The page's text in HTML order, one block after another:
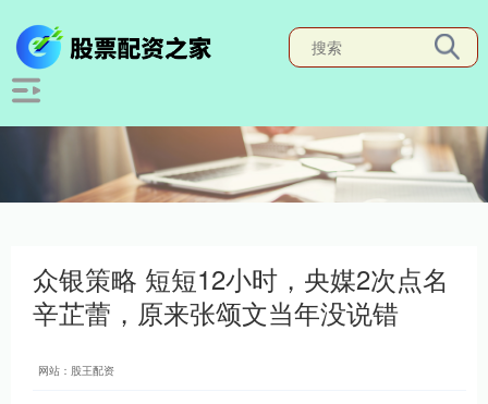
众银策略 短短12小时，央媒2次点名
辛芷蕾，原来张颂文当年没说错
网站：股王配资